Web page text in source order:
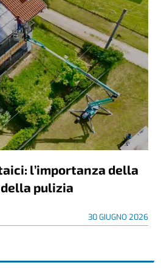
l’importanza della
pulizia
30 GIUGNO 2026